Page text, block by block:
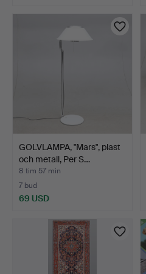
GOLVLAMPA, "Mars", plast
och metall, Per S…
8 tim 57 min
7 bud
69 USD